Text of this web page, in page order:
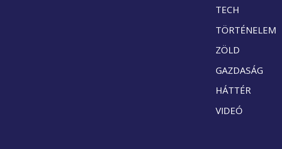
TECH
TÖRTÉNELEM
ZÖLD
GAZDASÁG
HÁTTÉR
VIDEÓ